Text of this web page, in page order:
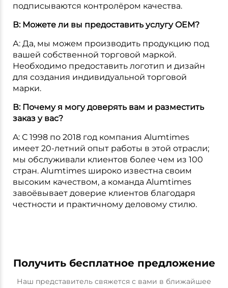
подписываются контролёром качества.
В: Можете ли вы предоставить услугу OEM?
А: Да, мы можем производить продукцию под
вашей собственной торговой маркой.
Необходимо предоставить логотип и дизайн
для создания индивидуальной торговой
марки.
В: Почему я могу доверять вам и разместить
заказ у вас?
A: С 1998 по 2018 год компания Alumtimes
имеет 20-летний опыт работы в этой отрасли;
мы обслуживали клиентов более чем из 100
стран. Alumtimes широко известна своим
высоким качеством, а команда Alumtimes
завоёвывает доверие клиентов благодаря
честности и практичному деловому стилю.
Получить бесплатное предложение
Наш представитель свяжется с вами в ближайшее